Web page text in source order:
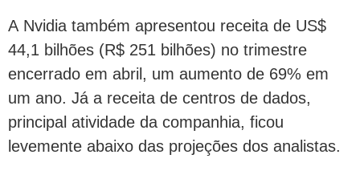
A Nvidia também apresentou receita de US$
44,1 bilhões (R$ 251 bilhões) no trimestre
encerrado em abril, um aumento de 69% em
um ano. Já a receita de centros de dados,
principal atividade da companhia, ficou
levemente abaixo das projeções dos analistas.